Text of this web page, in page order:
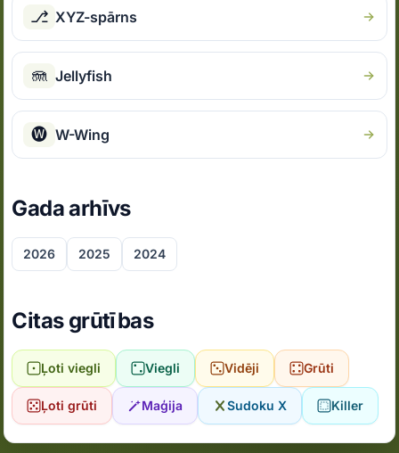
⎇ XYZ-spārns
🪼 Jellyfish
🅦 W-Wing
Gada arhīvs
2026 2025 2024
Citas grūtības
Ļoti viegli Viegli Vidēji Grūti
Ļoti grūti Maģija Sudoku X Killer